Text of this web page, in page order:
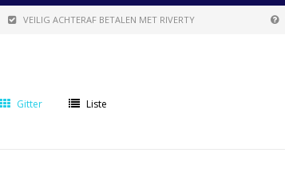
VEILIG ACHTERAF BETALEN MET RIVERTY
Gitter Liste